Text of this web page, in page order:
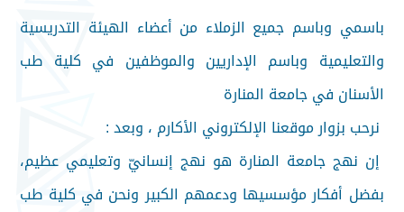
باسمي وباسم جميع الزملاء من أعضاء الهيئة التدريسية
والتعليمية وباسم الإداريين والموظفين في كلية طب
الأسنان في جامعة المنارة
نرحب بزوار موقعنا الإلكتروني الأكارم ، وبعد :
إن نهج جامعة المنارة هو نهج إنسانيّ وتعليمي عظيم،
بفضل أفكار مؤسسيها ودعمهم الكبير ونحن في كلية طب